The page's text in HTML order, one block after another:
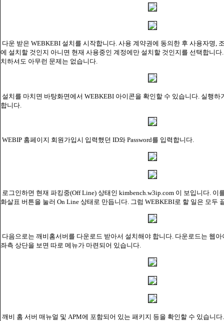
다운 받은 WEBKEBI 설치를 시작합니다. 사용 계약권에 동의한 후 사용자명,
에 설치할 것인지 아니면 현재 사용중인 계정에만 설치할 것인지를 선택합니
치하셔도 아무런 문제는 없습니다.
설치를 마치면 바탕화면에서 WEBKEBI 아이콘을 확인할 수 있습니다. 실행하
합니다.
WEBIP 홈페이지 회원가입시 입력했던 ID와 Password를 입력합니다.
로그인하면 현재 파킹중(Off Line) 상태인 kimbench.w3ip.com 이 보입니다. 이
화살표 버튼을 눌러 On Line 상태로 만듭니다. 그럼 WEBKEBI로 할 일은 모두
다음으로는 깨비홈서버를 다운로드 받아서 설치해야 합니다. 다운로드는 웹
좌측 상단을 보면 따로 메뉴가 마련되어 있습니다.
깨비 홈 서버 매뉴얼 및 APM에 포함되어 있는 패키지 등을 확인할 수 있습니